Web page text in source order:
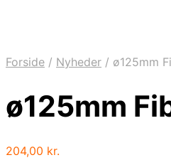
Forside / Nyheder / ø125mm
ø125mm
204,00 kr.